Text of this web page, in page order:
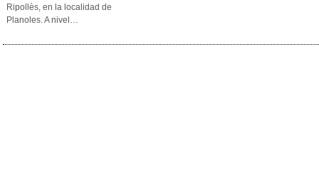
Ripollès, en la localidad de
Planoles. A nivel…